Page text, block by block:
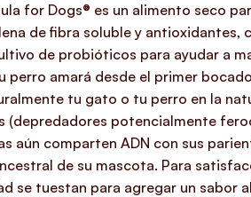
for Dogs® es un alimento seco
de fibra soluble y
de probióticos para ayudar a
amará desde el primer
tu gato o tu perro en la
potencialmente
aún comparten ADN con sus
de su mascota. Para
se tuestan para agregar un